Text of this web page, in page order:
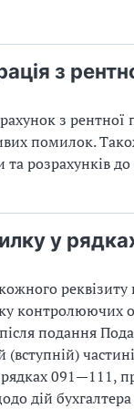
з
з рентної
помилок.
та розрахунків до
у
реквізиту
контролюючих
подання
091—111,
дій бухгалтера